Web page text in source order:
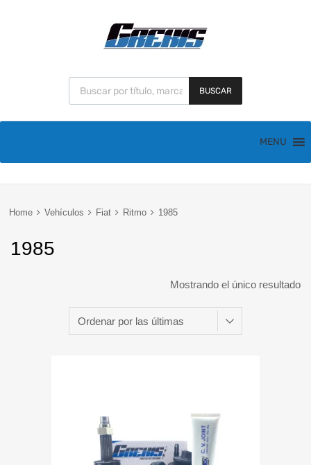
BUSCAR
MENU
Home Vehículos Fiat Ritmo 1985
1985
Mostrando el único resultado
Add to Wishlist
Add to Compare